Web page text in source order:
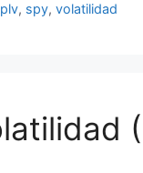
, spy,volatilidad